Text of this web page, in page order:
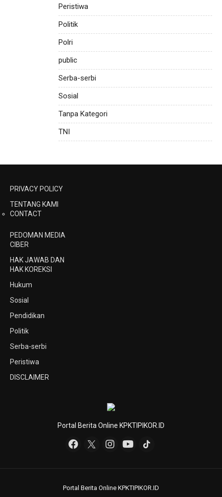
Peristiwa
Politik
Polri
public
Serba-serbi
Sosial
Tanpa Kategori
TNI
PRIVACY POLICY
TENTANG KAMI
CONTACT
PEDOMAN MEDIA
CIBER
HAK JAWAB DAN
HAK KOREKSI
Hukum
Sosial
Pendidikan
Politik
Serba-serbi
Peristiwa
DISCLAIMER
Portal Berita Online KPKTIPIKOR.ID
Portal Berita Online KPKTIPIKOR.ID